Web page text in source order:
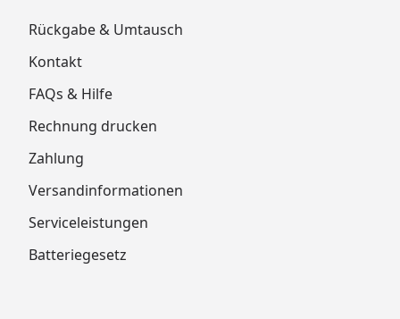
Rückgabe & Umtausch
Kontakt
FAQs & Hilfe
Rechnung drucken
Zahlung
Versandinformationen
Serviceleistungen
Batteriegesetz